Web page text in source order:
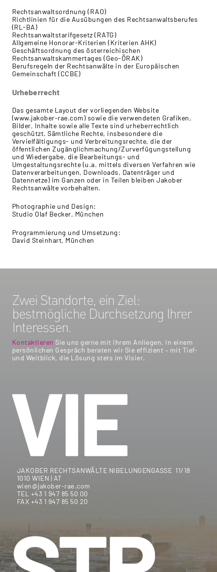
Rechtsanwaltsordnung (RAO)
Richtlinien für die Ausübungen des Rechtsanwaltsberufes
(RL-BA)
Rechtsanwaltstarifgesetz (RATG)
Allgemeine Honorar-Kriterien (Kriterien AHK)
Geschäftsordnung des österreichischen
Rechtsanwaltskammertages (Geo-ÖRAK)
Berufsregeln der Rechtsanwälte in der Europäischen
Gemeinschaft (CCBE)
Urheberrecht
Das gesamte Layout der vorliegenden Website
(www.jakober-rae.com) sowie die verwendeten Grafiken,
Bilder, Inhalte sowie alle Texte sind urheberrechtlich
geschützt. Sämtliche Rechte, insbesondere die
Vervielfältigungs- und Verbreitungsrechte, die der
öffentlichen Zugänglichmachung/Zurverfügungstellung
und Wiedergabe, die Bearbeitungs- und
Umgestaltungsrechte (u.a. mittels diversen Verfahren wie
Datenverarbeitungen, Downloads, Datenträger und
Datennetze) im Ganzen oder in Teilen bleiben Jakober
Rechtsanwälte vorbehalten.
Photographie und Design:
Studio Olaf Becker, München
Programmierung und Umsetzung:
David Steinhart, München
Zwei Standorte, ein Ziel:
bestmögliche Durchsetzung Ihrer
Interessen.
Kontaktieren Sie uns gerne mit Ihrem Anliegen. In einem
persönlichen Gespräch beraten wir Sie effizient – mit Tief-
und Weitblick, die Lösung stets im Visier.
JAKOBER RECHTSANWÄLTE NIBELUNGENGASSE 11/18
1010 WIEN | AT
wien@jakober-rae.com
TEL +43 1 947 85 50 00
FAX +43 1 947 85 50 20